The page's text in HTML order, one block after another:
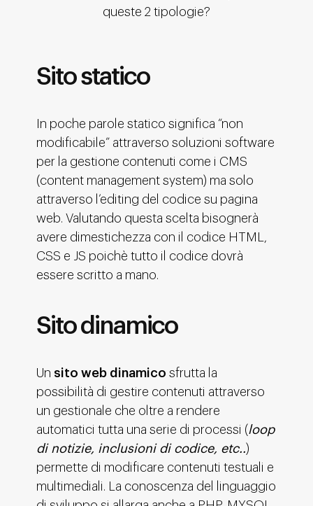
queste 2 tipologie?
Sito statico
In poche parole statico significa “non
modificabile” attraverso soluzioni software
per la gestione contenuti come i CMS
(content management system) ma solo
attraverso l’editing del codice su pagina
web. Valutando questa scelta bisognerà
avere dimestichezza con il codice HTML,
CSS e JS poichè tutto il codice dovrà
essere scritto a mano.
Sito dinamico
Un sito web dinamico sfrutta la
possibilità di gestire contenuti attraverso
un gestionale che oltre a rendere
automatici tutta una serie di processi (loop
di notizie, inclusioni di codice, etc..)
permette di modificare contenuti testuali e
multimediali. La conoscenza del linguaggio